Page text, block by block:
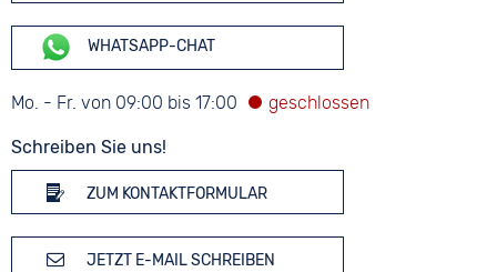
WHATSAPP-CHAT
Mo. - Fr. von 09:00 bis 17:00
Schreiben Sie uns!
ZUM KONTAKTFORMULAR
JETZT E-MAIL SCHREIBEN